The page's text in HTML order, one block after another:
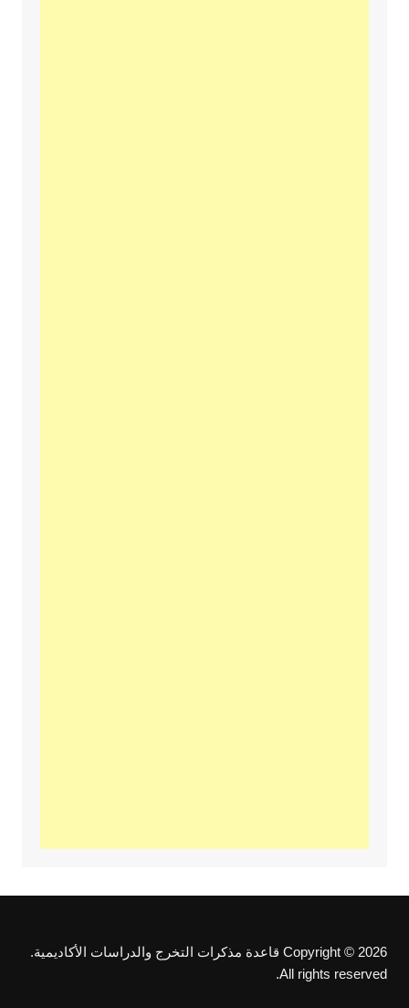
Copyright © 2026 قاعدة مذكرات التخرج والدراسات الأكاديمية.
All rights reserved.